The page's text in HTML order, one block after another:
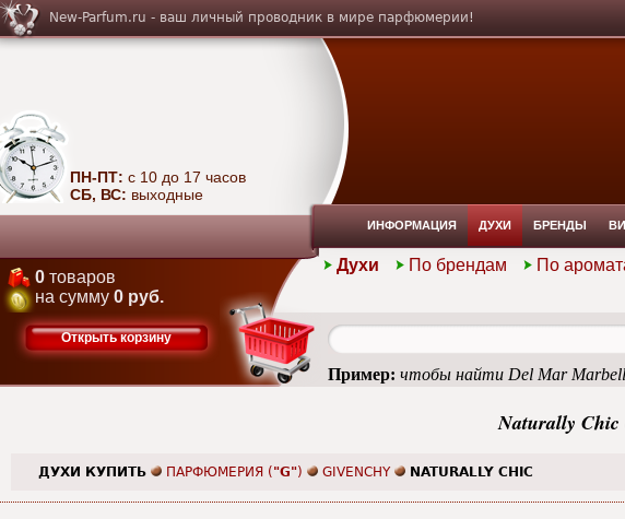
Naturally Chic
ДУХИ КУПИТЬ ПАРФЮМЕРИЯ ( "G") GIVENCHY NATURALLY CHIC
New-Parfum.ru - ваш личный проводник в мире парфюмерии!
ПН-ПТ: с 10 до 17 часов
СБ, ВС: выходные
ИНФОРМАЦИЯ ДУХИ БРЕНДЫ
Духи По брендам По
0 товаров
на сумму 0 руб.
Открыть корзину
Пример: чтобы найти Del Mar